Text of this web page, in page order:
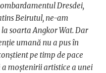
Dresdei,
Beirutul, ne-am
soarta Angkor Wat. Dar
umană nu a pus în
pe timp de pace
moștenirii artistice a unei